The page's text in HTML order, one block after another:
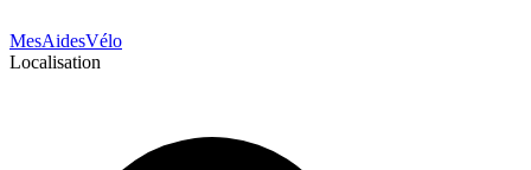
MesAidesVélo
Localisation